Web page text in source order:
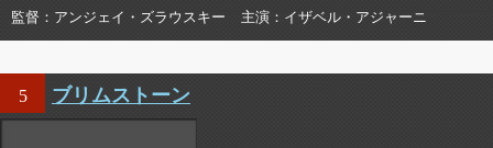
監督
アンジェイ・ズラウスキー 主演 イザベル・アジャーニ
5 ブリムストーン